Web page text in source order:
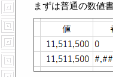
まずは普通の数値書